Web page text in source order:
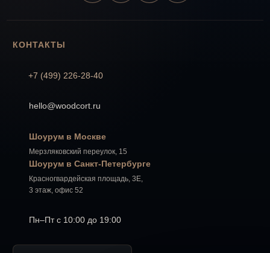
КОНТАКТЫ
+7 (499) 226-28-40
hello@woodcort.ru
Шоурум в Москве
Мерзляковский переулок, 15
Шоурум в Санкт-Петербурге
Красногвардейская площадь, 3Е,
3 этаж, офис 52
Пн–Пт с 10:00 до 19:00